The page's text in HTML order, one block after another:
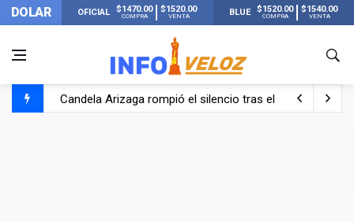
DOLAR OFICIAL $1470.00
COMPRA
$1520.00
VENTA BLUE $1520.00
COMPRA
$1540.00
VENTA
Candela Arizaga rompió el silencio tras el incidente con